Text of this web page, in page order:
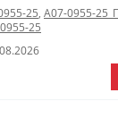
25, A07-0955-
25